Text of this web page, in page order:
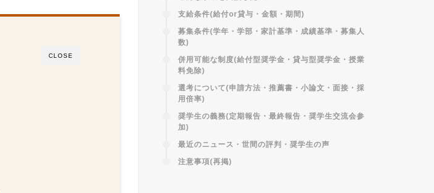
CLOSE
支給条件(給付or貸与・金額・期間)
募集条件(学年・学部・家計基準・成績基準・募集人
数)
併用可能な制度(給付型奨学金・貸与型奨学金・授業
料免除)
選考について(申請方法・推薦書・小論文・面接・採
用倍率)
奨学生の義務(定期報告・最終報告・奨学生交流会参
加)
最近のニュース・世間の評判・奨学生の声
注意事項(再掲)